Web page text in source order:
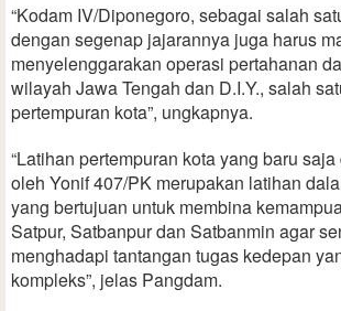
“Kodam IV/Diponegoro, sebagai salah
dengan segenap jajarannya juga harus
menyelenggarakan operasi pertahanan
wilayah Jawa Tengah dan D.I.Y., salah
pertempuran kota”, ungkapnya.
“Latihan pertempuran kota yang baru
oleh Yonif 407/PK merupakan latihan
yang bertujuan untuk membina
Satpur, Satbanpur dan Satbanmin agar
menghadapi tantangan tugas kedepan
kompleks”, jelas Pangdam.